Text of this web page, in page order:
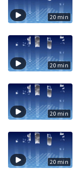
20 min
20 min
20 min
20 min